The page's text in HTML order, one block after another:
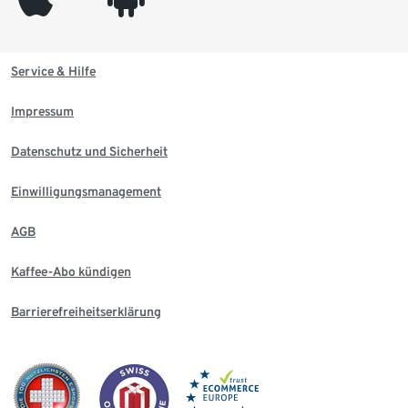
Service & Hilfe
Impressum
Datenschutz und Sicherheit
Einwilligungsmanagement
AGB
Kaffee-Abo kündigen
Barrierefreiheitserklärung